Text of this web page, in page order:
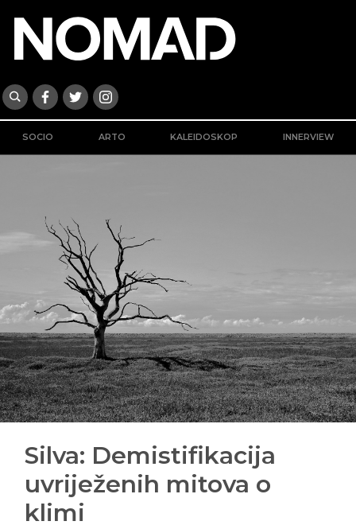
SOCIO ARTO KALEIDOSKOP INNERVIEW
Silva: Demistifikacija
uvriježenih mitova o
klimi